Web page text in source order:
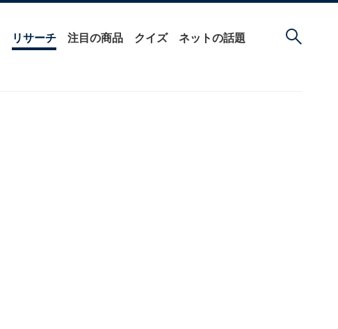
リサーチ 注目の商品 クイズ ネットの話題